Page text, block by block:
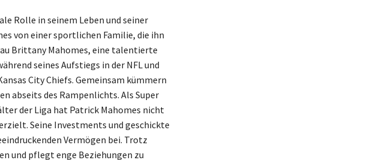
Rolle in seinem Leben und seiner
von einer sportlichen Familie, die ihn
Brittany Mahomes, eine talentierte
seines Aufstiegs in der NFL und
City Chiefs. Gemeinsam kümmern
abseits des Rampenlichts. Als Super
der Liga hat Patrick Mahomes nicht
Seine Investments und geschickte
Vermögen bei. Trotz
und pflegt enge Beziehungen zu